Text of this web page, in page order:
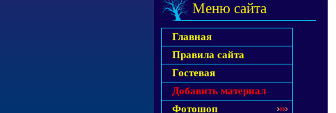
Меню сайта
Главная
Правила сайта
Гостевая
Добавить материал
Фотошоп